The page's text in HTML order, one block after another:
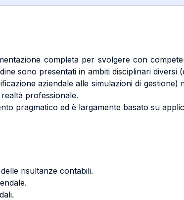
completa per svolgere con
sono presentati in ambiti disciplinari diversi
aziendale alle simulazioni di
professionale.
pragmatico ed è largamente basato su
risultanze contabili.